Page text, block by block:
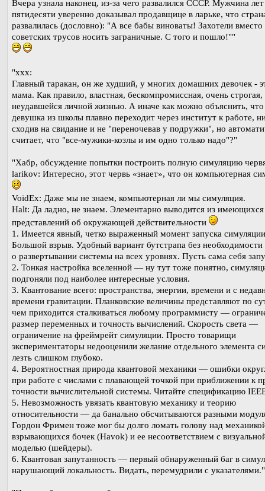
Вчера узнала наконец, из-за чего развалился СССР. Мужчина лет
пятидесяти уверенно доказывал продавщице в ларьке, что
развалилась (дословно): "А все бабы виноваты! Захотели вместо
советских трусов носить заграничные. С того и пошло!""
"xxx:
Главный таракан, он же худший, у многих домашних девочек -
мама. Как правило, властная, бескомпромиссная, очень строгая,
неудавшейся личной жизнью. А иначе как можно объяснить, что
девушка из школы плавно переходит через институт к работе,
сходив на свидание и не "переночевав у подружки", но
считает, что "все-мужики-козлы и им одно только надо"?"
"Хабр, обсуждение попытки построить полную симуляцию
larikov: Интересно, этот червь «знает», что он компьютерная
VoidEx: Даже мы не знаем, компьютерная ли мы симуляция.
Halt: Да ладно, не знаем. Элементарно выводится из имеющихся
представлений об окружающей действительности
1. Имеется явный, четко выраженный момент запуска
Большой взрыв. Удобный вариант бутстрапа без необходимости
о развертывании системы на всех уровнях. Пусть сама себя
2. Тонкая настройка вселенной — ну тут тоже понятно,
подгоняли под наиболее интересные условия.
3. Квантование всего: пространства, энергии, времени и с
времени гравитации. Планковские величины представляют по
чем приходится сталкиваться любому программисту —
размер переменных и точность вычислений. Скорость света —
ограничение на фреймрейт симуляции. Просто товарищи
экспериментаторы недооценили желание отдельного элемента
лезть слишком глубоко.
4. Вероятностная природа квантовой механики — ошибки
при работе с числами с плавающей точкой при приближении к
точности вычислительной системы. Читайте спецификацию
5. Невозможность увязать квантовую механику и теорию
относительности — да банально обсчитываются разными
Гордон Фримен тоже мог бы долго ломать голову над
взрывающихся бочек (Havok) и ее несоответствием с
моделью (шейдеры).
6. Квантовая запутанность — первый обнаруженный баг в
нарушающий локальность. Видать, перемудрили с указателями."